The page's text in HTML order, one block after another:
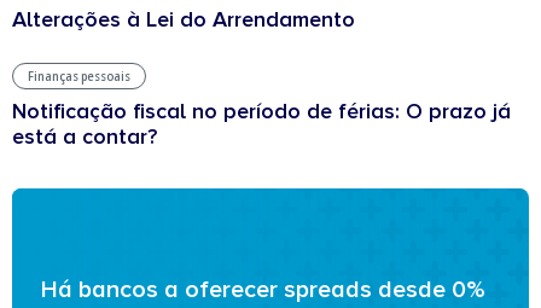
Alterações à Lei do Arrendamento
Finanças pessoais
Notificação fiscal no período de férias: O prazo já
está a contar?
Há bancos a oferecer spreads desde 0%